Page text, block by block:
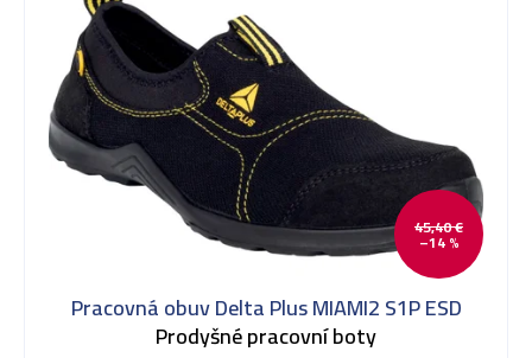
45,40 €
–14 %
Pracovná obuv Delta Plus MIAMI2 S1P ESD
Prodyšné pracovní boty